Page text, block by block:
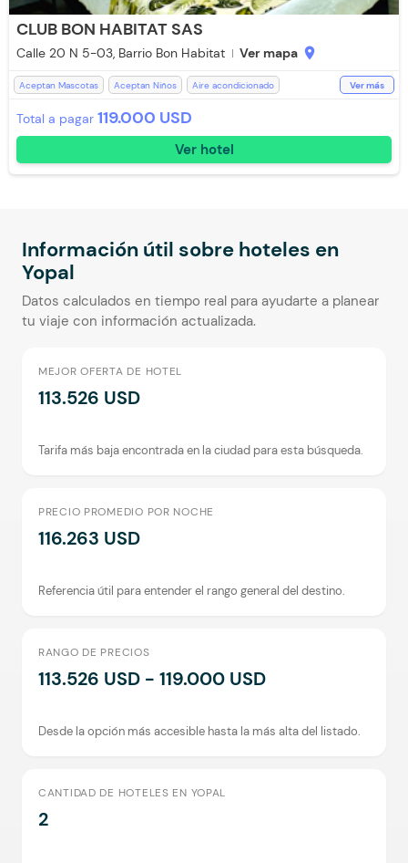
CLUB BON HABITAT SAS
Calle 20 N 5-03, Barrio Bon Habitat Ver mapa location_on
Aceptan Mascotas Aceptan Niños
Aire acondicionado
Salón de Juegos
Toallas
Toallas de cuerpo
WiFi Zona de fumadores
Ver más
Total a pagar 119.000 USD
Ver hotel
Información útil sobre hoteles en
Yopal
Datos calculados en tiempo real para ayudarte a planear
tu viaje con información actualizada.
MEJOR OFERTA DE HOTEL
113.526 USD
Tarifa más baja encontrada en la ciudad para esta búsqueda.
PRECIO PROMEDIO POR NOCHE
116.263 USD
Referencia útil para entender el rango general del destino.
RANGO DE PRECIOS
113.526 USD - 119.000 USD
Desde la opción más accesible hasta la más alta del listado.
CANTIDAD DE HOTELES EN YOPAL
2